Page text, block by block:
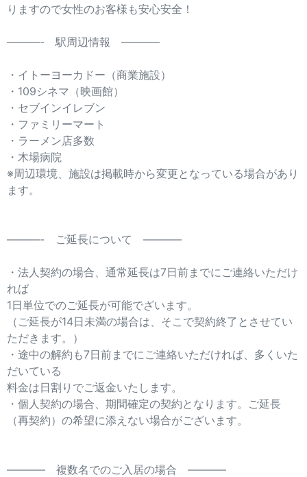
りますので女性のお客様も安心安全！
———- 駅周辺情報 ———–
・イトーヨーカドー（商業施設）
・109シネマ（映画館）
・セブインイレブン
・ファミリーマート
・ラーメン店多数
・木場病院
※周辺環境、施設は掲載時から変更となっている場合があり
ます。
———- ご延長について ———–
・法人契約の場合、通常延長は7日前までにご連絡いただけ
れば
1日単位でのご延長が可能でざいます。
（ご延長が14日未満の場合は、そこで契約終了とさせてい
ただきます。）
・途中の解約も7日前までにご連絡いただければ、多くいた
だいている
料金は日割りでご返金いたします。
・個人契約の場合、期間確定の契約となります。ご延長
（再契約）の希望に添えない場合がございます。
———– 複数名でのご入居の場合 ———–